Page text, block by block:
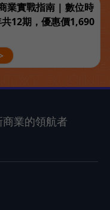
業實戰指南 | 數位時
12期，優惠價1,690
商業的領航者